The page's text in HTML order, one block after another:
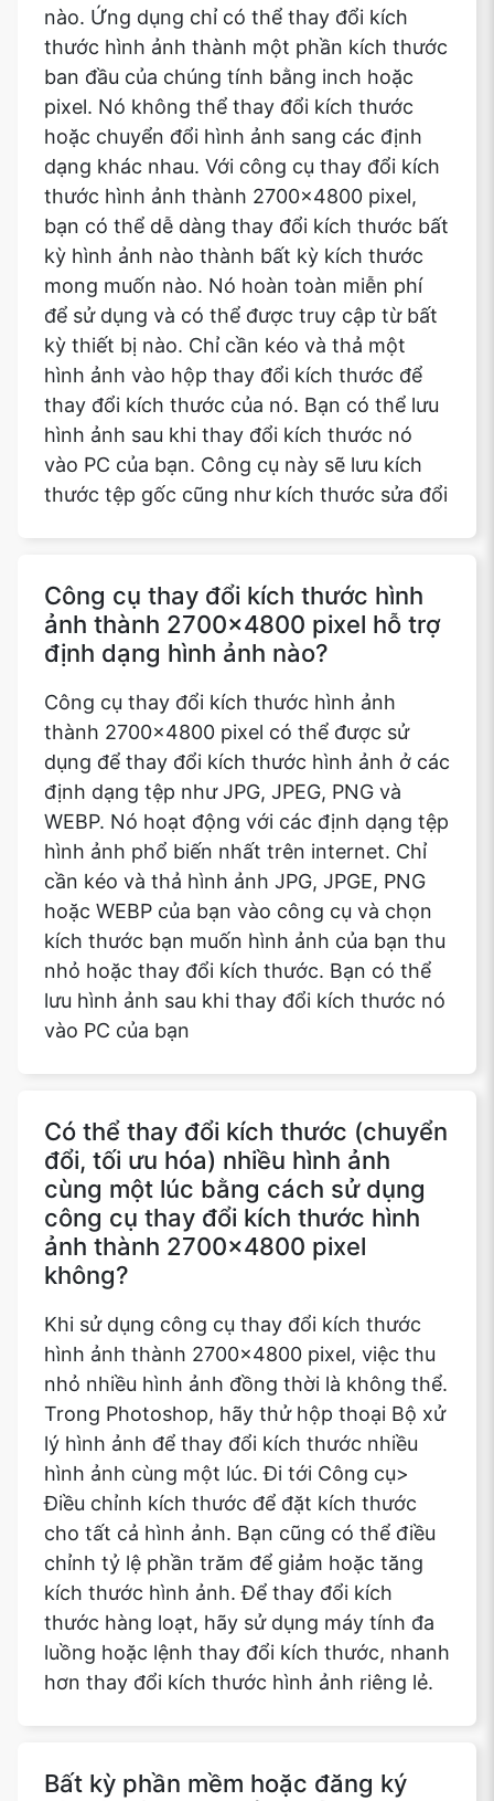
nào. Ứng dụng chỉ có thể thay đổi kích
thước hình ảnh thành một phần kích thước
ban đầu của chúng tính bằng inch hoặc
pixel. Nó không thể thay đổi kích thước
hoặc chuyển đổi hình ảnh sang các định
dạng khác nhau. Với công cụ thay đổi kích
thước hình ảnh thành 2700x4800 pixel,
bạn có thể dễ dàng thay đổi kích thước bất
kỳ hình ảnh nào thành bất kỳ kích thước
mong muốn nào. Nó hoàn toàn miễn phí
để sử dụng và có thể được truy cập từ bất
kỳ thiết bị nào. Chỉ cần kéo và thả một
hình ảnh vào hộp thay đổi kích thước để
thay đổi kích thước của nó. Bạn có thể lưu
hình ảnh sau khi thay đổi kích thước nó
vào PC của bạn. Công cụ này sẽ lưu kích
thước tệp gốc cũng như kích thước sửa đổi
Công cụ thay đổi kích thước hình
ảnh thành 2700x4800 pixel hỗ trợ
định dạng hình ảnh nào?
Công cụ thay đổi kích thước hình ảnh
thành 2700x4800 pixel có thể được sử
dụng để thay đổi kích thước hình ảnh ở các
định dạng tệp như JPG, JPEG, PNG và
WEBP. Nó hoạt động với các định dạng tệp
hình ảnh phổ biến nhất trên internet. Chỉ
cần kéo và thả hình ảnh JPG, JPGE, PNG
hoặc WEBP của bạn vào công cụ và chọn
kích thước bạn muốn hình ảnh của bạn thu
nhỏ hoặc thay đổi kích thước. Bạn có thể
lưu hình ảnh sau khi thay đổi kích thước nó
vào PC của bạn
Có thể thay đổi kích thước (chuyển
đổi, tối ưu hóa) nhiều hình ảnh
cùng một lúc bằng cách sử dụng
công cụ thay đổi kích thước hình
ảnh thành 2700x4800 pixel
không?
Khi sử dụng công cụ thay đổi kích thước
hình ảnh thành 2700x4800 pixel, việc thu
nhỏ nhiều hình ảnh đồng thời là không thể.
Trong Photoshop, hãy thử hộp thoại Bộ xử
lý hình ảnh để thay đổi kích thước nhiều
hình ảnh cùng một lúc. Đi tới Công cụ>
Điều chỉnh kích thước để đặt kích thước
cho tất cả hình ảnh. Bạn cũng có thể điều
chỉnh tỷ lệ phần trăm để giảm hoặc tăng
kích thước hình ảnh. Để thay đổi kích
thước hàng loạt, hãy sử dụng máy tính đa
luồng hoặc lệnh thay đổi kích thước, nhanh
hơn thay đổi kích thước hình ảnh riêng lẻ.
Bất kỳ phần mềm hoặc đăng ký